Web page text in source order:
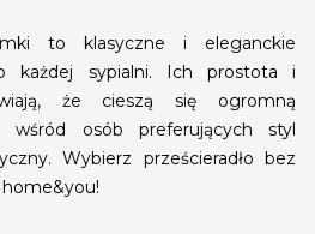
to klasyczne i eleganckie
każdej sypialni. Ich prostota i
że cieszą się ogromną
wśród osób preferujących styl
Wybierz prześcieradło bez